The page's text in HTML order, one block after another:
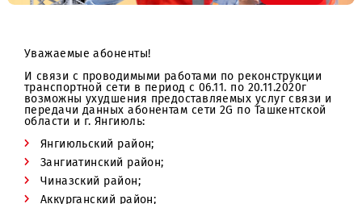
Уважаемые абоненты!
И связи с проводимыми работами по реконструкции
возможны ухудшения предоставляемых услуг связи
передачи данных абонентам сети 2G по Ташкентской
области и г. Янгиюль:
Янгиюльский район;